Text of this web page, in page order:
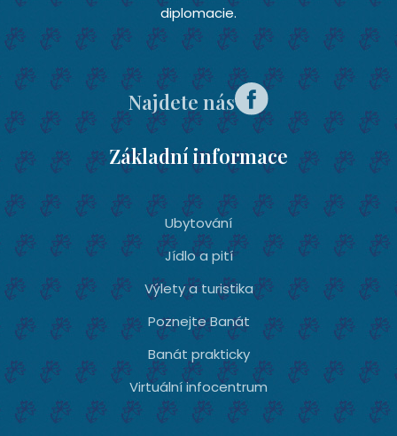
diplomacie.
Najdete nás
Základní informace
Ubytování­
Jídlo a pití
Výlety a turistika
Poznejte Banát
Banát prakticky
Virtuální infocentrum